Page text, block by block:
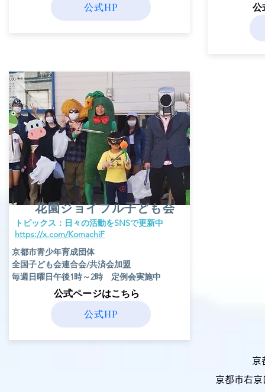
公式HP 公
花園ジョイフル子ども会
​トピックス：日々の活動をSNSで更新中
​https://x.com/KomachiF
京都市青少年育成団体
全国子ども会連合会/共済会加盟
毎週日曜日午後1時～2時 定例会実施中
​公式ページはこちら
公式HP
京
京都市右